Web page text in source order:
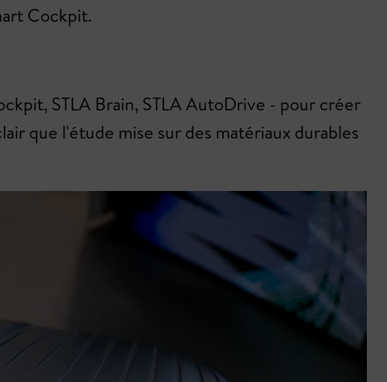
Cockpit.
STLA Brain, STLA AutoDrive - pour créer
que l'étude mise sur des matériaux durables